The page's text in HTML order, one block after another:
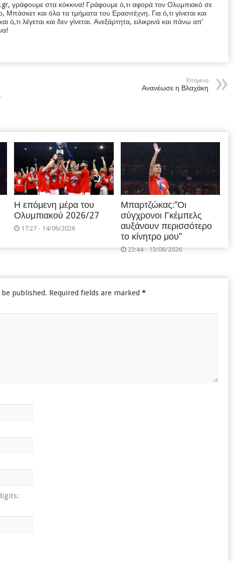
γράφουμε στα κόκκινα! Γράφουμε ό,τι αφορά τον Ολυμπιακό σε
Μπάσκετ και όλα τα τμήματα του Ερασιτέχνη. Για ό,τι γίνεται και
ό,τι λέγεται και δεν γίνεται. Ανεξάρτητα, ειλικρινά και πάνω απ'
Επόμενο
Ανανέωσε η Βλαχάκη
Η επόμενη μέρα του
Ολυμπιακού 2026/27
17:27 - 14/06/2026
Μπαρτζώκας:”Οι
σύγχρονοι Γκέμπελς
αυξάνουν περισσότερο
το κίνητρο μου”
23:44 - 13/06/2026
published. Required fields are marked *